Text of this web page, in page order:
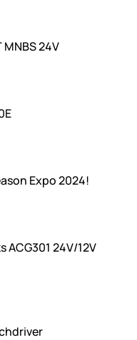
24V
Expo 2024!
24V/12V